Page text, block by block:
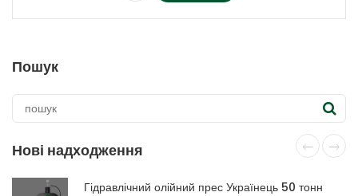
кілька
варіантів.
Параметри
можна
вибрати
на
сторінці
товару
Пошук
Нові надходження
Гідравлічний олійний прес Українець 50 тонн